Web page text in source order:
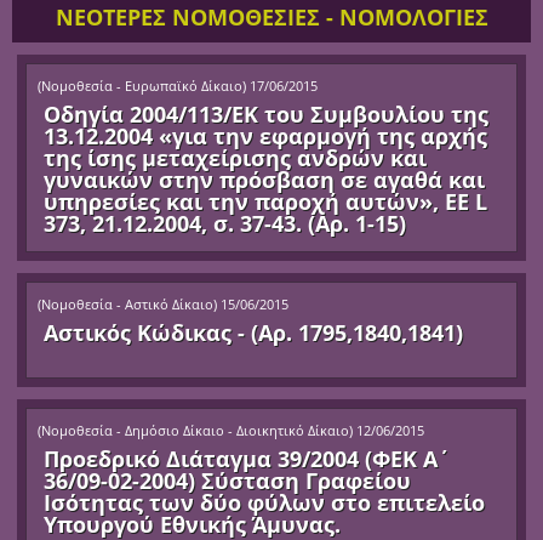
ΝΕΟΤΕΡΕΣ ΝΟΜΟΘΕΣΙΕΣ - ΝΟΜΟΛΟΓΙΕΣ
(Νομοθεσία - Ευρωπαϊκό Δίκαιο) 17/06/2015
Οδηγία 2004/113/ΕΚ του Συμβουλίου της
13.12.2004 «για την εφαρμογή της αρχής
της ίσης μεταχείρισης ανδρών και
γυναικών στην πρόσβαση σε αγαθά και
υπηρεσίες και την παροχή αυτών», ΕΕ L
373, 21.12.2004, σ. 37-43. (Αρ. 1-15)
(Νομοθεσία - Αστικό Δίκαιο) 15/06/2015
Αστικός Κώδικας - (Αρ. 1795,1840,1841)
(Νομοθεσία - Δημόσιο Δίκαιο - Διοικητικό Δίκαιο) 12/06/2015
Προεδρικό Διάταγμα 39/2004 (ΦΕΚ Α΄
36/09-02-2004) Σύσταση Γραφείου
Ισότητας των δύο φύλων στο επιτελείο
Υπουργού Εθνικής Άμυνας.